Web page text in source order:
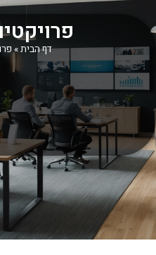
דף הבית»